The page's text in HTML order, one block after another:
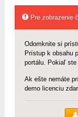
Pre zobrazenie
Odomknite si
Prístup k obsahu
portálu. Pokiaľ
Ak ešte nemáte
demo licenciu